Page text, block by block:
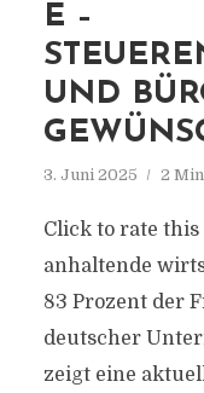
E –
UND
3. Juni 2025 2
Click to rate this
anhaltende
83 Prozent der
deutscher
zeigt eine